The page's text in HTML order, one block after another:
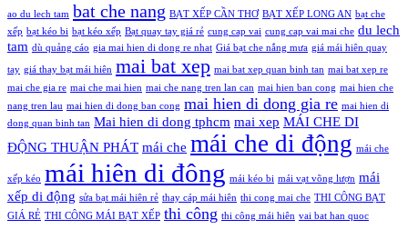
ao du lech tam bat che nang BẠT XẾP CẦN THƠ BẠT XẾP LONG AN bạt che
xếp bạt kéo bi bạt kéo xếp Bạt quay tay giá rẻ cung cap vai cung cap vai mai che du lech
tam dù quảng cáo gia mai hien di dong re nhat Giá bạt che nắng mưa giá mái hiên quay
tay giá thay bạt mái hiên mai bat xep mai bat xep quan binh tan mai bat xep re
mai che gia re mai che mai hien mai che nang tren lan can mai hien ban cong mai hien che
nang tren lau mai hien di dong ban cong mai hien di dong gia re mai hien di
dong quan binh tan Mai hien di dong tphcm mai xep MÁI CHE DI
ĐỘNG THUẬN PHÁT mái che mái che di động mái che
xếp kéo mái hiên di đông mái kéo bi mái vạt võng lượn mái
xếp di động sửa bạt mái hiên rẻ thay cáp mái hiên thi cong mai che THI CÔNG BẠT
GIÁ RẺ THI CÔNG MÁI BẠT XẾP thi công thi công mái hiên vai bat han quoc